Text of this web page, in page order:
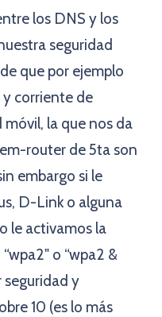
los DNS y los
seguridad
que por ejemplo
y corriente de
móvil, la que nos da
router de 5ta son
embargo si le
D-Link o alguna
le activamos la
o “wpa2 &
seguridad y
10 (es lo más